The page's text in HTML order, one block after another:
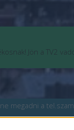
Jön a TV2
megadni a